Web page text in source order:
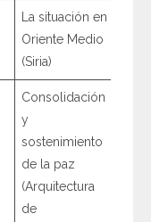
La situación en
Oriente Medio
(Siria)
Consolidación
y
sostenimiento
de la paz
(Arquitectura
de